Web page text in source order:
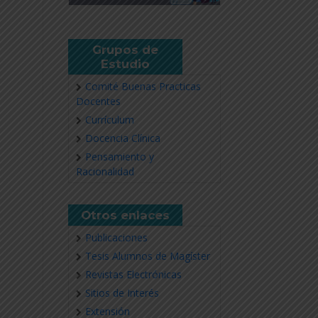
Grupos de
Estudio
Comité Buenas Practicas
Docentes
Currículum
Docencia Clínica
Pensamiento y
Racionalidad
Otros enlaces
Publicaciones
Tesis Alumnos de Magíster
Revistas Electrónicas
Sitios de Interés
Extensión